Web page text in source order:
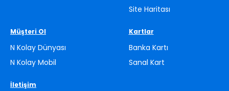
Site Haritası
Müşteri Ol
N Kolay Dünyası
N Kolay Mobil
Kartlar
Banka Kartı
Sanal Kart
İletişim